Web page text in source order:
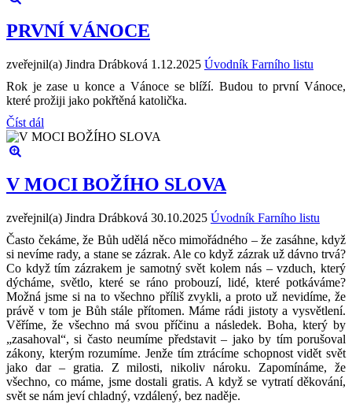
PRVNÍ VÁNOCE
zveřejnil(a) Jindra Drábková 1.12.2025 Úvodník Farního listu
Rok je zase u konce a Vánoce se blíží. Budou to první Vánoce,
které prožiji jako pokřtěná katolička.
Číst dál
V MOCI BOŽÍHO SLOVA
zveřejnil(a) Jindra Drábková 30.10.2025 Úvodník Farního listu
Často čekáme, že Bůh udělá něco mimořádného – že zasáhne, když
si nevíme rady, a stane se zázrak. Ale co když zázrak už dávno trvá?
Co když tím zázrakem je samotný svět kolem nás – vzduch, který
dýcháme, světlo, které se ráno probouzí, lidé, které potkáváme?
Možná jsme si na to všechno příliš zvykli, a proto už nevidíme, že
právě v tom je Bůh stále přítomen. Máme rádi jistoty a vysvětlení.
Věříme, že všechno má svou příčinu a následek. Boha, který by
„zasahoval“, si často neumíme představit – jako by tím porušoval
zákony, kterým rozumíme. Jenže tím ztrácíme schopnost vidět svět
jako dar – gratia. Z milosti, nikoliv nároku. Zapomínáme, že
všechno, co máme, jsme dostali gratis. A když se vytratí děkování,
svět se nám jeví chladný, vzdálený, bez naděje.